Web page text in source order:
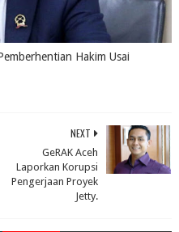
Hakim Usai
NEXT
GeRAK Aceh
Laporkan Korupsi
Pengerjaan Proyek
Jetty.